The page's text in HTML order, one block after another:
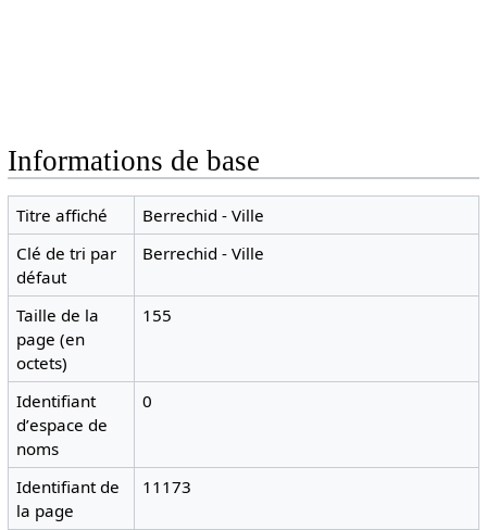
Informations de base
Titre affiché
Berrechid - Ville
Clé de tri par
défaut
Berrechid - Ville
Taille de la
page (en
octets)
155
Identifiant
dʼespace de
noms
0
Identifiant de
la page
11173